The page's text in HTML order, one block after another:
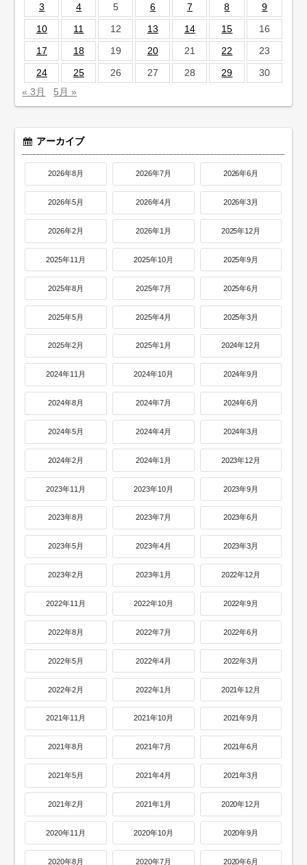
3
4 5 6 7 8
9
10
11 12 13 14 15
16
17
18 19 20 21 22
23
24
25 26 27 28 29
30
« 3月
5月 »
アーカイブ
2026年8月 2026年7月 2026年6月
2026年5月 2026年4月 2026年3月
2026年2月 2026年1月 2025年12月
2025年11月 2025年10月 2025年9月
2025年8月 2025年7月 2025年6月
2025年5月 2025年4月 2025年3月
2025年2月 2025年1月 2024年12月
2024年11月 2024年10月 2024年9月
2024年8月 2024年7月 2024年6月
2024年5月 2024年4月 2024年3月
2024年2月 2024年1月 2023年12月
2023年11月 2023年10月 2023年9月
2023年8月 2023年7月 2023年6月
2023年5月 2023年4月 2023年3月
2023年2月 2023年1月 2022年12月
2022年11月 2022年10月 2022年9月
2022年8月 2022年7月 2022年6月
2022年5月 2022年4月 2022年3月
2022年2月 2022年1月 2021年12月
2021年11月 2021年10月 2021年9月
2021年8月 2021年7月 2021年6月
2021年5月 2021年4月 2021年3月
2021年2月 2021年1月 2020年12月
2020年11月 2020年10月 2020年9月
2020年8月 2020年7月 2020年6月